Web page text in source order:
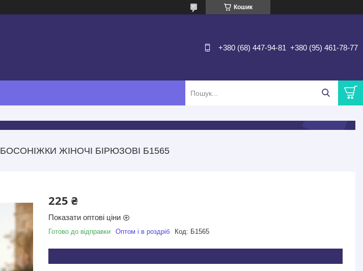
Кошик
+380 (68) 447-94-81 +380 (95) 461-78-77
БОСОНІЖКИ ЖІНОЧІ БІРЮЗОВІ Б1565
225 ₴
Показати оптові ціни
Готово до відправки Оптом і в роздріб Код: Б1565